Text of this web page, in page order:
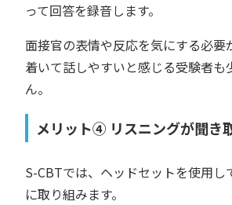
って回答を録音します。
面接官の表情や反応を気にする必要
着いて話しやすいと感じる受験者も
ん。
メリット④ リスニングが聞き
S-CBTでは、ヘッドセットを使用し
に取り組みます。